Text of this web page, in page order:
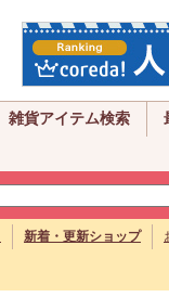
雑貨アイテム検索
新着・更新ショップ